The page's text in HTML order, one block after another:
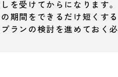
を受けてからになります。
期間をできるだけ短くする
ランの検討を進めておく必